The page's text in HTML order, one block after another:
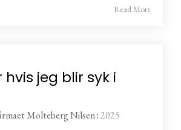
Read More
hvis jeg blir syk i
Molteberg Nilsen:2025